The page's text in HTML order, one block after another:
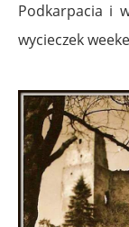
Podkarpacia i
wycieczek